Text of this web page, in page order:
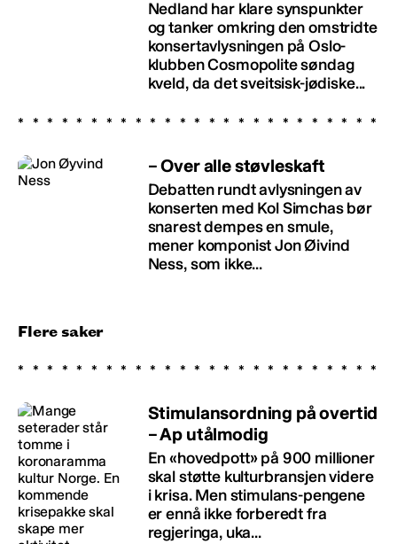
Nedland har klare synspunkter
og tanker omkring den omstridte
konsertavlysningen på Oslo-
klubben Cosmopolite søndag
kveld, da det sveitsisk-jødiske...
– Over alle støvleskaft
Debatten rundt avlysningen av
konserten med Kol Simchas bør
snarest dempes en smule,
mener komponist Jon Øivind
Ness, som ikke...
Flere saker
Stimulansordning på overtid
– Ap utålmodig
En «hovedpott» på 900 millioner
skal støtte kulturbransjen videre
i krisa. Men stimulans-pengene
er ennå ikke forberedt fra
regjeringa, uka...